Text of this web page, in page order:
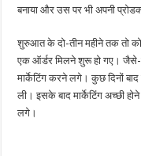
बनाया और उस पर भी अपनी
शुरुआत के दो-तीन महीने तक तो
एक ऑर्डर मिलने शुरू हो गए। जैसे-
मार्केटिंग करने लगे। कुछ दिनों
ली। इसके बाद मार्केटिंग अच्छी
लगे।